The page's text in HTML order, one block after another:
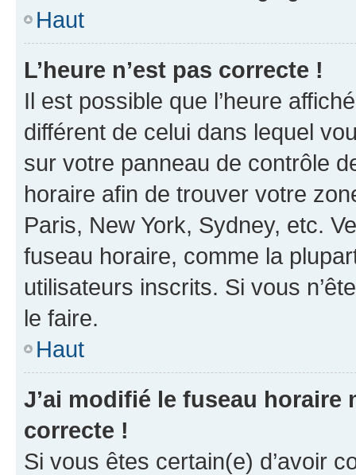
Haut
L’heure n’est pas correcte !
Il est possible que l’heure
différent de celui dans lequel
sur votre panneau de contrôle
horaire afin de trouver votre
Paris, New York, Sydney, etc.
fuseau horaire, comme la
utilisateurs inscrits. Si vous
le faire.
Haut
J’ai modifié le fuseau horaire
correcte !
Si vous êtes certain(e) d’avoir